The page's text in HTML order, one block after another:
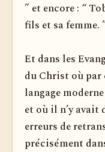
” et encore : “
fils et sa femme.
Et dans les
du Christ où
langage
et où il n’y avait
erreurs de
précisément